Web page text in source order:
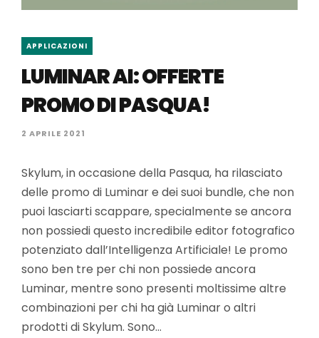
APPLICAZIONI
LUMINAR AI: OFFERTE
PROMO DI PASQUA!
2 APRILE 2021
Skylum, in occasione della Pasqua, ha rilasciato
delle promo di Luminar e dei suoi bundle, che non
puoi lasciarti scappare, specialmente se ancora
non possiedi questo incredibile editor fotografico
potenziato dall’Intelligenza Artificiale! Le promo
sono ben tre per chi non possiede ancora
Luminar, mentre sono presenti moltissime altre
combinazioni per chi ha già Luminar o altri
prodotti di Skylum. Sono…